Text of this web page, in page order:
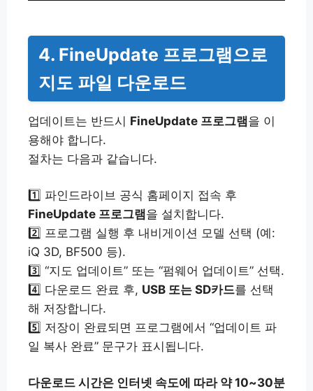
4. FineUpdate 프로그램으로
지도 파일 다운로드
업데이트는 반드시 FineUpdate 프로그램을 이
용해야 합니다.
절차는 다음과 같습니다.
1️⃣ 파인드라이브 공식 홈페이지 접속 후
FineUpdate 프로그램을 설치합니다.
2️⃣ 프로그램 실행 후 내비게이션 모델 선택 (예:
iQ 3D, BF500 등).
3️⃣ “지도 업데이트” 또는 “펌웨어 업데이트” 선택.
4️⃣ 다운로드 완료 후, USB 또는 SD카드를 선택
해 저장합니다.
5️⃣ 저장이 완료되면 프로그램에서 “업데이트 파
일 복사 완료” 문구가 표시됩니다.
다운로드 시간은 인터넷 속도에 따라 약 10~30분